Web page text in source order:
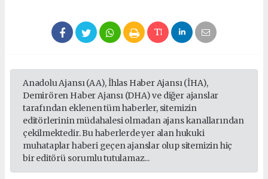
Anadolu Ajansı (AA), İhlas Haber Ajansı (İHA),
Demirören Haber Ajansı (DHA) ve diğer ajanslar
tarafından eklenen tüm haberler, sitemizin
editörlerinin müdahalesi olmadan ajans kanallarından
çekilmektedir. Bu haberlerde yer alan hukuki
muhataplar haberi geçen ajanslar olup sitemizin hiç
bir editörü sorumlu tutulamaz...